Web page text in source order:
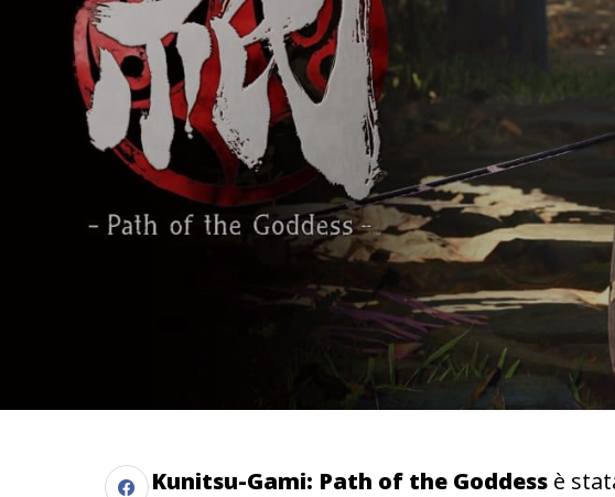
Kunitsu-Gami: Path of the Goddess è